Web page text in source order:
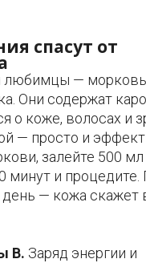
спасут от
—
Они содержат
о коже, волосах и
— просто и
залейте 500 мл
минут и процедите.
— кожа скажет
B. Заряд энергии и